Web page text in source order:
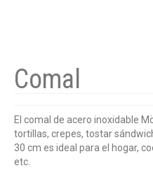
Comal
El comal de acero inoxidable
tortillas, crepes, tostar
30 cm es ideal para el hogar,
etc.